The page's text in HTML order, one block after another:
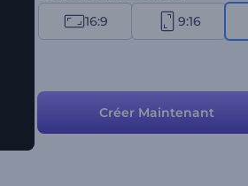
16:9 9:16
Créer Maintenant